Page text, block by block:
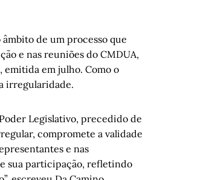
de um processo que
e nas reuniões do CMDUA,
emitida em julho. Como o
irregularidade.
Legislativo, precedido de
compromete a validade
e nas
sua participação, refletindo